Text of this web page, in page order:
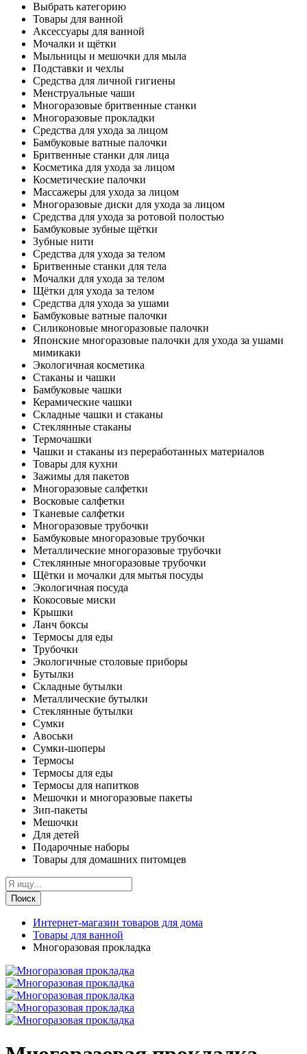
Выбрать категорию
Товары для ванной
Аксессуары для ванной
Мочалки и щётки
Мыльницы и мешочки для мыла
Подставки и чехлы
Средства для личной гигиены
Менструальные чаши
Многоразовые бритвенные станки
Многоразовые прокладки
Средства для ухода за лицом
Бамбуковые ватные палочки
Бритвенные станки для лица
Косметика для ухода за лицом
Косметические палочки
Массажеры для ухода за лицом
Многоразовые диски для ухода за лицом
Средства для ухода за ротовой полостью
Бамбуковые зубные щётки
Зубные нити
Средства для ухода за телом
Бритвенные станки для тела
Мочалки для ухода за телом
Щётки для ухода за телом
Средства для ухода за ушами
Бамбуковые ватные палочки
Силиконовые многоразовые палочки
Японские многоразовые палочки для ухода за ушами
мимикаки
Экологичная косметика
Стаканы и чашки
Бамбуковые чашки
Керамические чашки
Складные чашки и стаканы
Стеклянные стаканы
Термочашки
Чашки и стаканы из переработанных материалов
Товары для кухни
Зажимы для пакетов
Многоразовые салфетки
Восковые салфетки
Тканевые салфетки
Многоразовые трубочки
Бамбуковые многоразовые трубочки
Металлические многоразовые трубочки
Стеклянные многоразовые трубочки
Щётки и мочалки для мытья посуды
Экологичная посуда
Кокосовые миски
Крышки
Ланч боксы
Термосы для еды
Трубочки
Экологичные столовые приборы
Бутылки
Складные бутылки
Металлические бутылки
Стеклянные бутылки
Сумки
Авоськи
Сумки-шоперы
Термосы
Термосы для еды
Термосы для напитков
Мешочки и многоразовые пакеты
Зип-пакеты
Мешочки
Для детей
Подарочные наборы
Товары для домашних питомцев
Поиск
Интернет-магазин товаров для дома
Товары для ванной
Многоразовая прокладка